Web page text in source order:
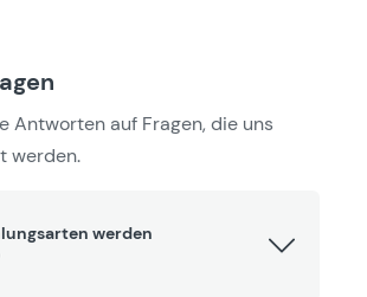
Antworten auf Fragen, die uns
werden.
werden